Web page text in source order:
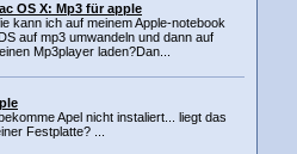
OS X: Mp3 für apple
kann ich auf meinem Apple-notebook
auf mp3 umwandeln und dann auf
Mp3player laden?Dan...
Apel nicht instaliert... liegt das
Festplatte? ...